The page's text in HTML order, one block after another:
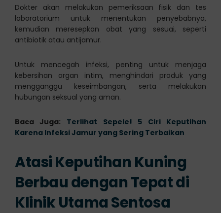
Dokter akan melakukan pemeriksaan fisik dan tes
laboratorium untuk menentukan penyebabnya,
kemudian meresepkan obat yang sesuai, seperti
antibiotik atau antijamur.
Untuk mencegah infeksi, penting untuk menjaga
kebersihan organ intim, menghindari produk yang
mengganggu keseimbangan, serta melakukan
hubungan seksual yang aman.
Baca Juga: Terlihat Sepele! 5 Ciri Keputihan
Karena Infeksi Jamur yang Sering Terbaikan
Atasi Keputihan Kuning
Berbau dengan Tepat di
Klinik Utama Sentosa